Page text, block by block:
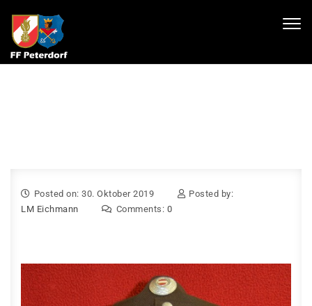
Posted on: 30. Oktober 2019
Posted by:
LM Eichmann
Comments: 0